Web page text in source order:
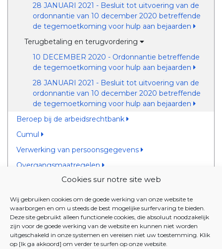
Cookies sur notre site web
Wij gebruiken cookies om de goede werking van onze website te
waarborgen en om u steeds de best mogelijke surfervaring te bieden.
Deze site gebruikt alleen functionele cookies, die absoluut noodzakelijk
zijn voor de goede werking van de website en kunnen niet worden
uitgeschakeld in onze systemen en vereisen niet uw toestemming. Klik
op [Ik ga akkoord] om verder te surfen op onze website.
28 JANUARI 2021 - Besluit tot uitvoering van de
ordonnantie van 10 december 2020 betreffende
de tegemoetkoming voor hulp aan bejaarden
Terugbetaling en terugvordering
10 DECEMBER 2020 - Ordonnantie betreffende
de tegemoetkoming voor hulp aan bejaarden
28 JANUARI 2021 - Besluit tot uitvoering van de
ordonnantie van 10 december 2020 betreffende
de tegemoetkoming voor hulp aan bejaarden
Beroep bij de arbeidsrechtbank
Cumul
Verwerking van persoonsgegevens
Overgangsmaatregelen
Rol van de Beheerraad voor Gezondheid en Bijstand
van Iriscare
Rol van de Brusselse verzekeringsinstellingen en de
OCMW's